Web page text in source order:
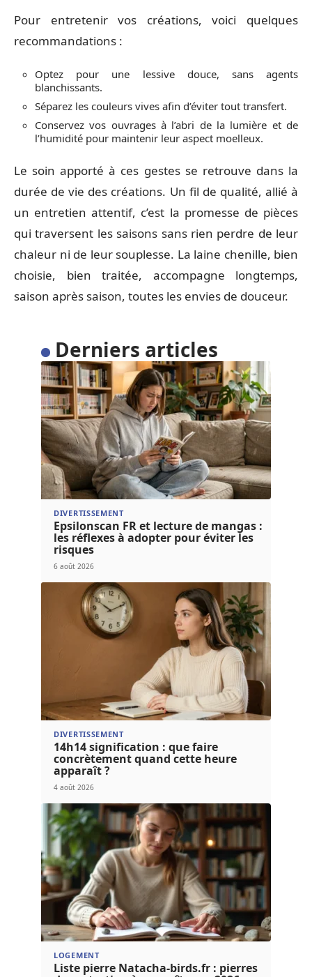
Pour entretenir vos créations, voici quelques
recommandations :
Optez pour une lessive douce, sans agents
blanchissants.
Séparez les couleurs vives afin d’éviter tout transfert.
Conservez vos ouvrages à l’abri de la lumière et de
l’humidité pour maintenir leur aspect moelleux.
Le soin apporté à ces gestes se retrouve dans la
durée de vie des créations. Un fil de qualité, allié à
un entretien attentif, c’est la promesse de pièces
qui traversent les saisons sans rien perdre de leur
chaleur ni de leur souplesse. La laine chenille, bien
choisie, bien traitée, accompagne longtemps,
saison après saison, toutes les envies de douceur.
Derniers articles
DIVERTISSEMENT
Epsilonscan FR et lecture de mangas :
les réflexes à adopter pour éviter les
risques
6 août 2026
DIVERTISSEMENT
14h14 signification : que faire
concrètement quand cette heure
apparaît ?
4 août 2026
LOGEMENT
Liste pierre Natacha-birds.fr : pierres